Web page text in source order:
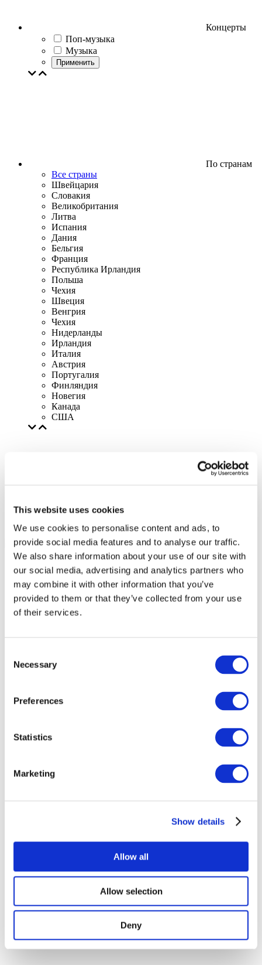
This website uses cookies
We use cookies to personalise content and ads, to
provide social media features and to analyse our traffic.
We also share information about your use of our site with
our social media, advertising and analytics partners who
may combine it with other information that you’ve
provided to them or that they’ve collected from your use
of their services.
Selection
Necessary
Preferences
Statistics
Marketing
Show details
Allow all
Allow selection
Deny
Концерты
Поп-музыка
Музыка
Применить
По странам
Все страны
Швейцария
Словакия
Великобритания
Литва
Испания
Дания
Бельгия
Франция
Республика Ирландия
Польша
Чехия
Швеция
Венгрия
Чехия
Нидерланды
Ирландия
Италия
Австрия
Португалия
Финляндия
Новегия
Канада
США
Все
мероприятия
Применить